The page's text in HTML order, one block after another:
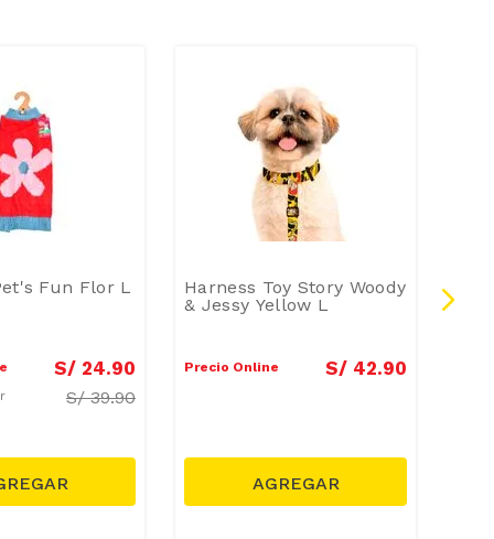
Fun Flor L
S/ 24.90
S/39.90
Harness Toy Story Woody
& Jessy Yellow L
Precio Online S/ 42.90